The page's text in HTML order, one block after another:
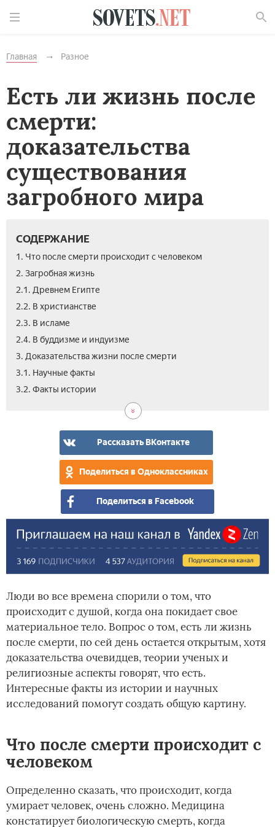
Главная Разное
Есть ли жизнь после
смерти:
доказательства
существования
загробного мира
СОДЕРЖАНИЕ
1. Что после смерти происходит с человеком
2. Загробная жизнь
2.1. Древнем Египте
2.2. В христианстве
2.3. В исламе
2.4. В буддизме и индуизме
3. Доказательства жизни после смерти
3.1. Научные факты
3.2. Факты истории
Рассказать ВКонтакте
Поделиться в Одноклассниках
Поделиться в Facebook
Люди во все времена спорили о том, что
происходит с душой, когда она покидает свое
материальное тело. Вопрос о том, есть ли жизнь
после смерти, по сей день остается открытым, хотя
доказательства очевидцев, теории ученых и
религиозные аспекты говорят, что есть.
Интересные факты из истории и научных
исследований помогут создать общую картину.
Что после смерти происходит с
человеком
Определенно сказать, что происходит, когда
умирает человек, очень сложно. Медицина
констатирует биологическую смерть, когда